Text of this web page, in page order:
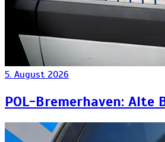
5. August 2026
POL-Bremerhaven: